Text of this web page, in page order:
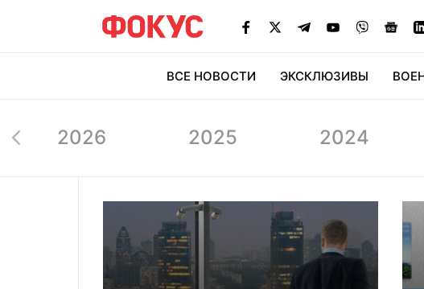
ВСЕ НОВОСТИ ЭКСКЛЮЗИВЫ
2026 2025 2024